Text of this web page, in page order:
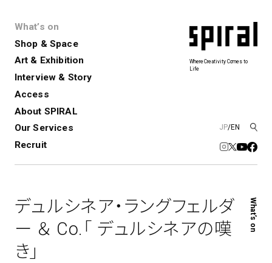
What’s on
Shop & Space
Art & Exhibition
Interview & Story
Access
About SPIRAL
Our Services
Recruit
JP/EN
Where Creativity Comes to
Life
Spiral
Spiral Market6 Spiral Hall
Exhibition
展覧会やイベント
演劇やダンス、ライブ公演、イベント
Art Projects
アートプロジェクト・イベント
SICF
若手作家の発掘・育成・支援を目的
SPIRALのご紹介
Spiral Annual Report
レンタルスペース
コンサルティング 商品開発
新卒採用
アルバイト・その他
デュルシネア・ラングフェルダ
ー ＆ Co.「 デュルシネアの嘆
き」
What’s on